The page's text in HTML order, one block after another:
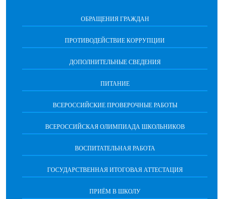
ОБРАЩЕНИЯ ГРАЖДАН
ПРОТИВОДЕЙСТВИЕ КОРРУПЦИИ
ДОПОЛНИТЕЛЬНЫЕ СВЕДЕНИЯ
ПИТАНИЕ
ВСЕРОССИЙСКИЕ ПРОВЕРОЧНЫЕ РАБОТЫ
ВСЕРОССИЙСКАЯ ОЛИМПИАДА ШКОЛЬНИКОВ
ВОСПИТАТЕЛЬНАЯ РАБОТА
ГОСУДАРСТВЕННАЯ ИТОГОВАЯ АТТЕСТАЦИЯ
ПРИЁМ В ШКОЛУ